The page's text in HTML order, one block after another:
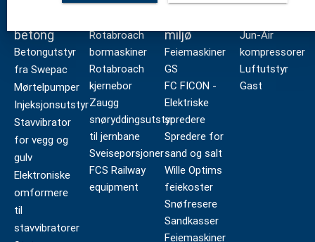
betong
Betongutstyr
fra Swepac
Mørtelpumper
Injeksjonsutstyr
Stavvibrator
for vegg og
gulv
Elektroniske
omformere
til
stavvibratorer
Rotabroach
bormaskiner
Rotabroach
kjernebor
Zaugg
snøryddingsutstyr
til jernbane
Sveiseporsjoner
FCS Railway
equipment
miljø
Feiemaskiner
GS
FC FICON -
Elektriske
spredere
Spredere for
sand og salt
Wille Optims
feiekoster
Snøfresere
Sandkasser
Feiemaskiner
Jun-Air
kompressorer
Luftutstyr
Gast